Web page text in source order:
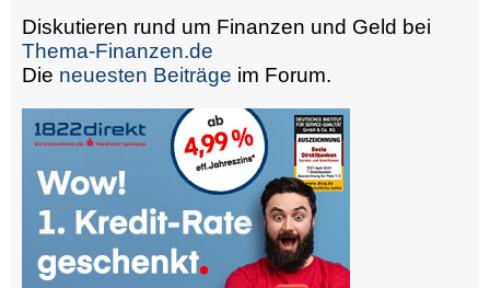
Diskutieren rund um Finanzen und Geld bei
Thema-Finanzen.de
Die neuesten Beiträge im Forum.